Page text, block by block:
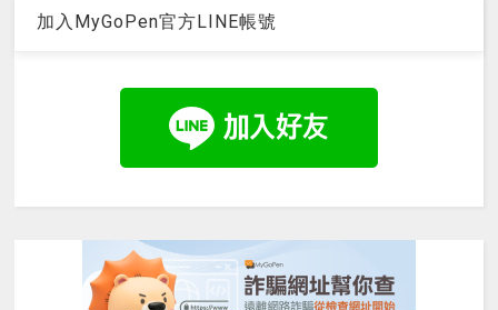
加入MyGoPen官方LINE帳號